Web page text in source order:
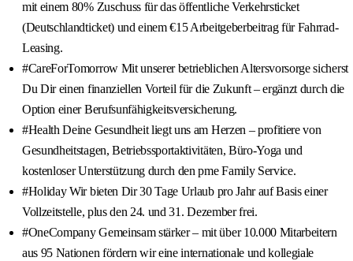
mit einem 80% Zuschuss für das öffentliche Verkehrsticket
(Deutschlandticket) und einem €15 Arbeitgeberbeitrag für Fahrrad-
Leasing.
#CareForTomorrow Mit unserer betrieblichen Altersvorsorge sicherst
Du Dir einen finanziellen Vorteil für die Zukunft – ergänzt durch die
Option einer Berufsunfähigkeitsversicherung.
#Health Deine Gesundheit liegt uns am Herzen – profitiere von
Gesundheitstagen, Betriebssportaktivitäten, Büro-Yoga und
kostenloser Unterstützung durch den pme Family Service.
#Holiday Wir bieten Dir 30 Tage Urlaub pro Jahr auf Basis einer
Vollzeitstelle, plus den 24. und 31. Dezember frei.
#OneCompany Gemeinsam stärker – mit über 10.000 Mitarbeitern
aus 95 Nationen fördern wir eine internationale und kollegiale